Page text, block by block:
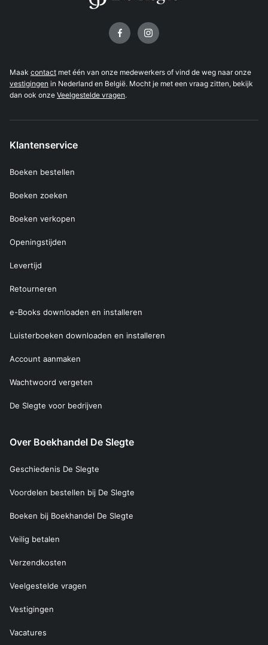
Maak contact met één van onze medewerkers of vind de weg naar onze
vestigingen in Nederland en België. Mocht je met een vraag zitten, bekijk
dan ook onze Veelgestelde vragen.
Klantenservice
Boeken bestellen
Boeken zoeken
Boeken verkopen
Openingstijden
Levertijd
Retourneren
e-Books downloaden en installeren
Luisterboeken downloaden en installeren
Account aanmaken
Wachtwoord vergeten
De Slegte voor bedrijven
Over Boekhandel De Slegte
Geschiedenis De Slegte
Voordelen bestellen bij De Slegte
Boeken bij Boekhandel De Slegte
Veilig betalen
Verzendkosten
Veelgestelde vragen
Vestigingen
Vacatures